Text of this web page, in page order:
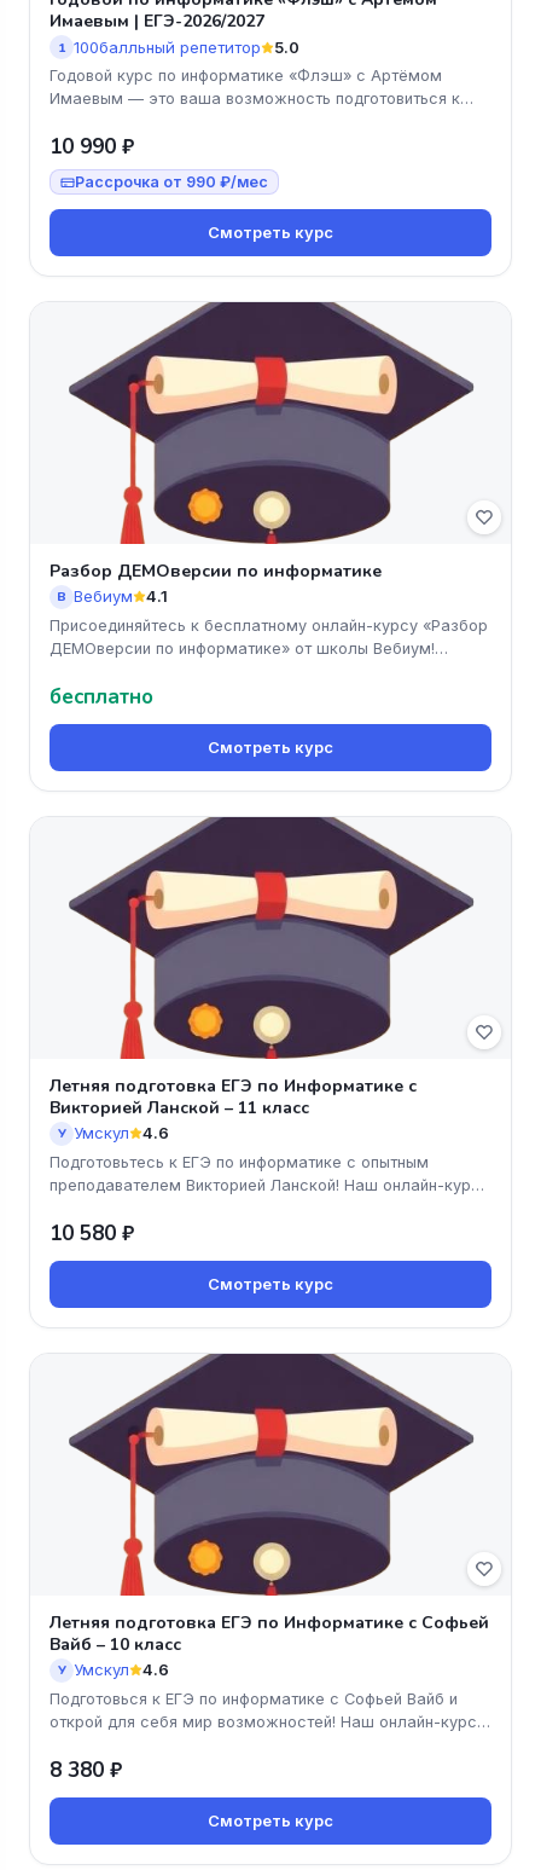
Имаевым | ЕГЭ-2026/2027
1 100балльный репетитор 5.0
Годовой курс по информатике «Флэш» с Артёмом
Имаевым — это ваша возможность подготовиться к
10 990 ₽
Рассрочка от 990 ₽/мес
Смотреть курс
Разбор ДЕМОверсии по информатике
В Вебиум 4.1
Присоединяйтесь к бесплатному онлайн-курсу «Разбор
ДЕМОверсии по информатике» от школы Вебиум!
бесплатно
Смотреть курс
Летняя подготовка ЕГЭ по Информатике с
Викторией Ланской – 11 класс
У Умскул 4.6
Подготовьтесь к ЕГЭ по информатике с опытным
преподавателем Викторией Ланской! Наш онлайн-курс
10 580 ₽
Смотреть курс
Летняя подготовка ЕГЭ по Информатике с Софьей
Вайб – 10 класс
У Умскул 4.6
Подготовься к ЕГЭ по информатике с Софьей Вайб и
открой для себя мир возможностей! Наш онлайн-курс
8 380 ₽
Смотреть курс